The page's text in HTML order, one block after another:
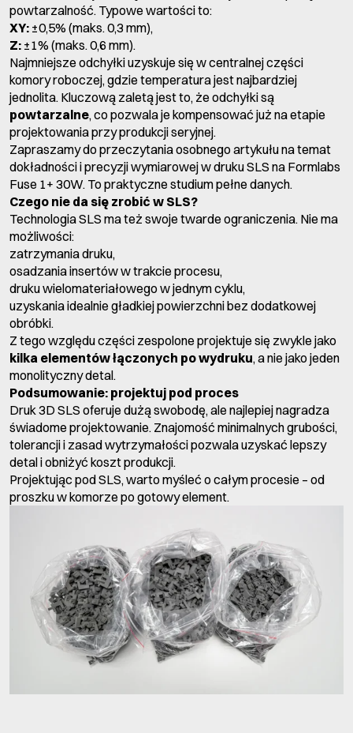
powtarzalność. Typowe wartości to:
XY: ±0,5% (maks. 0,3 mm),
Z: ±1% (maks. 0,6 mm).
Najmniejsze odchyłki uzyskuje się w centralnej części
komory roboczej, gdzie temperatura jest najbardziej
jednolita. Kluczową zaletą jest to, że odchyłki są
powtarzalne, co pozwala je kompensować już na etapie
projektowania przy produkcji seryjnej.
Zapraszamy do przeczytania osobnego artykułu na temat
dokładności i precyzji wymiarowej w druku SLS na Formlabs
Fuse 1+ 30W. To praktyczne studium pełne danych.
Czego nie da się zrobić w SLS?
Technologia SLS ma też swoje twarde ograniczenia. Nie ma
możliwości:
zatrzymania druku,
osadzania insertów w trakcie procesu,
druku wielomateriałowego w jednym cyklu,
uzyskania idealnie gładkiej powierzchni bez dodatkowej
obróbki.
Z tego względu części zespolone projektuje się zwykle jako
kilka elementów łączonych po wydruku, a nie jako jeden
monolityczny detal.
Podsumowanie: projektuj pod proces
Druk 3D SLS oferuje dużą swobodę, ale najlepiej nagradza
świadome projektowanie. Znajomość minimalnych grubości,
tolerancji i zasad wytrzymałości pozwala uzyskać lepszy
detal i obniżyć koszt produkcji.
Projektując pod SLS, warto myśleć o całym procesie – od
proszku w komorze po gotowy element.